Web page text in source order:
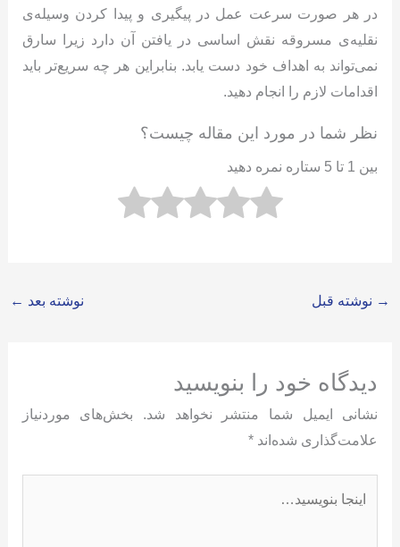
در هر صورت سرعت عمل در پیگیری و پیدا کردن وسیله‌ی
نقلیه‌ی مسروقه نقش اساسی در یافتن آن دارد زیرا سارق
نمی‌تواند به اهداف خود دست یابد. بنابراین هر چه سریع‌تر باید
اقدامات لازم را انجام دهید.
نظر شما در مورد این مقاله چیست؟
بین 1 تا 5 ستاره نمره دهید
→ نوشته قبل نوشته بعد ←
دیدگاه‌ خود را بنویسید
نشانی ایمیل شما منتشر نخواهد شد.
بخش‌های موردنیاز
علامت‌گذاری شده‌اند *
بنویسید…